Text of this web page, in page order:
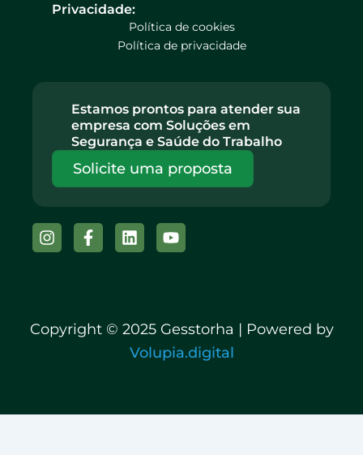
Privacidade:
Política de cookies
Política de privacidade
Estamos prontos para atender sua
empresa com Soluções em
Segurança e Saúde do Trabalho
Solicite uma proposta
InstagramFacebook-
f
LinkedinYoutube
Copyright © 2025 Gesstorha | Powered by
Volupia.digital